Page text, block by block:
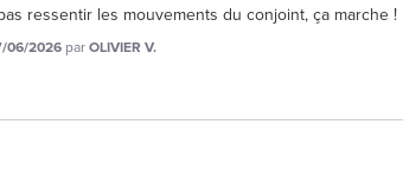
ressentir les mouvements du conjoint, ça marche !
06/2026 parOLIVIER V.